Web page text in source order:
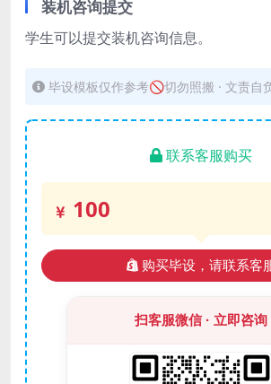
装机咨询提交
学生可以提交装机咨询信息。
毕设模板仅作参考🚫切勿照搬 · 文责自
联系客服购买
100
购买毕设，请联系客
扫客服微信 · 立即咨询